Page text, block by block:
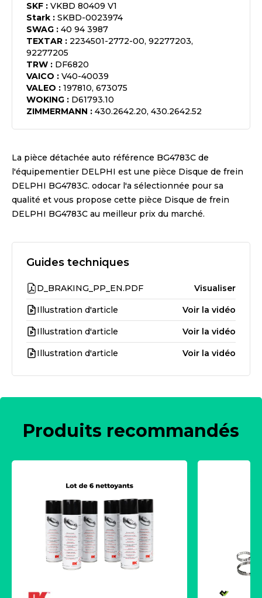
SKF : VKBD 80409 V1
Stark : SKBD-0023974
SWAG : 40 94 3987
TEXTAR : 2234501-2772-00, 92277203,
92277205
TRW : DF6820
VAICO : V40-40039
VALEO : 197810, 673075
WOKING : D61793.10
ZIMMERMANN : 430.2642.20, 430.2642.52
La pièce détachée auto référence BG4783C de
l'équipementier DELPHI est une pièce Disque de frein
DELPHI BG4783C. odocar l'a sélectionnée pour sa
qualité et vous propose cette pièce Disque de frein
DELPHI BG4783C au meilleur prix du marché.
Guides techniques
D_BRAKING_PP_EN.PDF Visualiser
Illustration d'article Voir la vidéo
Illustration d'article Voir la vidéo
Illustration d'article Voir la vidéo
Produits recommandés